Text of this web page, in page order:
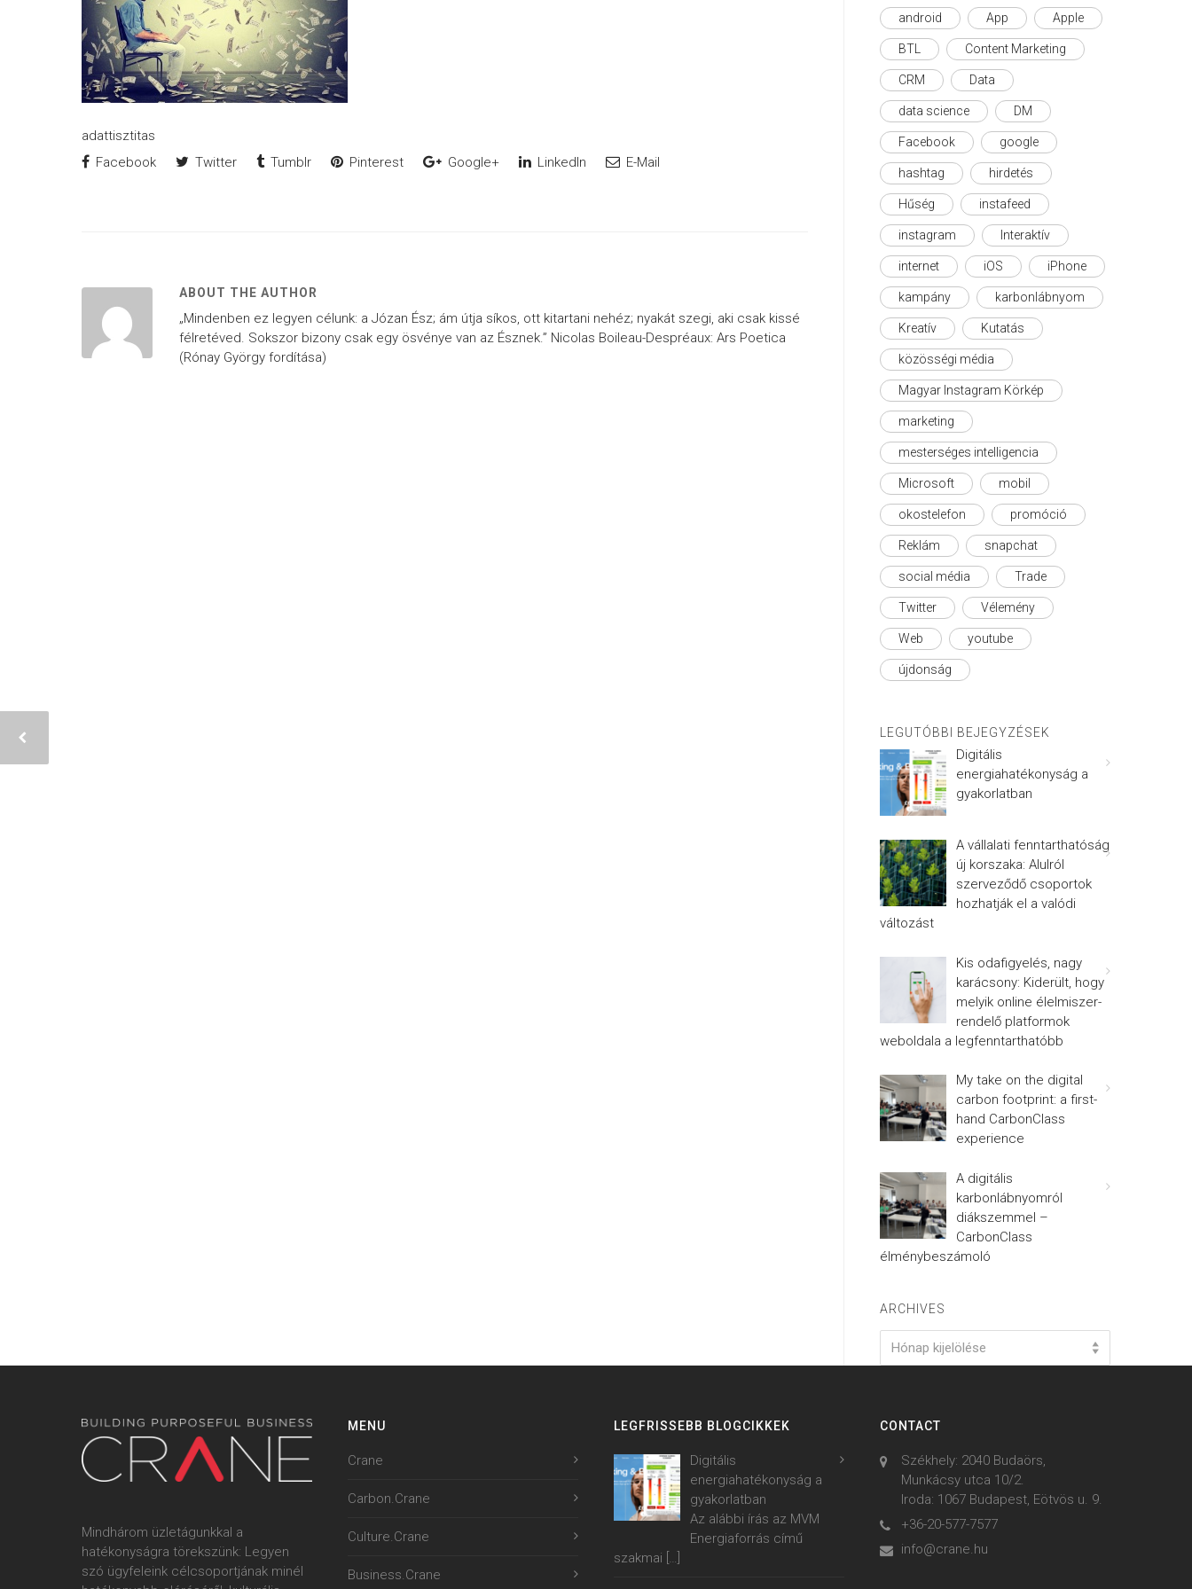
adattisztitas
Facebook
Twitter Tumblr Pinterest Google+ LinkedIn E-Mail
ABOUT THE AUTHOR
„Mindenben ez legyen célunk: a Józan Ész; ám útja síkos, ott kitartani nehéz; nyakát szegi, aki csak kissé
félretéved. Sokszor bizony csak egy ösvénye van az Észnek.” Nicolas Boileau-Despréaux: Ars Poetica
(Rónay György fordítása)
android App Apple
BTL Content Marketing
CRM Data
data science DM
Facebook google
hashtag hirdetés
Hűség instafeed
instagram Interaktív
internet iOS iPhone
kampány karbonlábnyom
Kreatív Kutatás
közösségi média
Magyar Instagram Körkép
marketing
mesterséges intelligencia
Microsoft mobil
okostelefon promóció
Reklám snapchat
social média Trade
Twitter Vélemény
Web youtube
újdonság
LEGUTÓBBI BEJEGYZÉSEK
Digitális
energiahatékonyság a
gyakorlatban
A vállalati fenntarthatóság
új korszaka: Alulról
szerveződő csoportok
hozhatják el a valódi
változást
Kis odafigyelés, nagy
karácsony: Kiderült, hogy
melyik online élelmiszer-
rendelő platformok
weboldala a legfenntarthatóbb
My take on the digital
carbon footprint: a first-
hand CarbonClass
experience
A digitális
karbonlábnyomról
diákszemmel –
CarbonClass
élménybeszámoló
ARCHIVES
Hónap kijelölése
Mindhárom üzletágunkkal a
hatékonyságra törekszünk: Legyen
szó ügyfeleink célcsoportjának minél
MENU
Crane
Carbon.Crane
Culture.Crane
Business.Crane
LEGFRISSEBB BLOGCIKKEK
Digitális
energiahatékonyság a
gyakorlatban
Az alábbi írás az MVM
Energiaforrás című
szakmai
CONTACT
Székhely: 2040 Budaörs,
Munkácsy utca 10/2.
Iroda: 1067 Budapest, Eötvös u. 9.
+36-20-577-7577
info@crane.hu